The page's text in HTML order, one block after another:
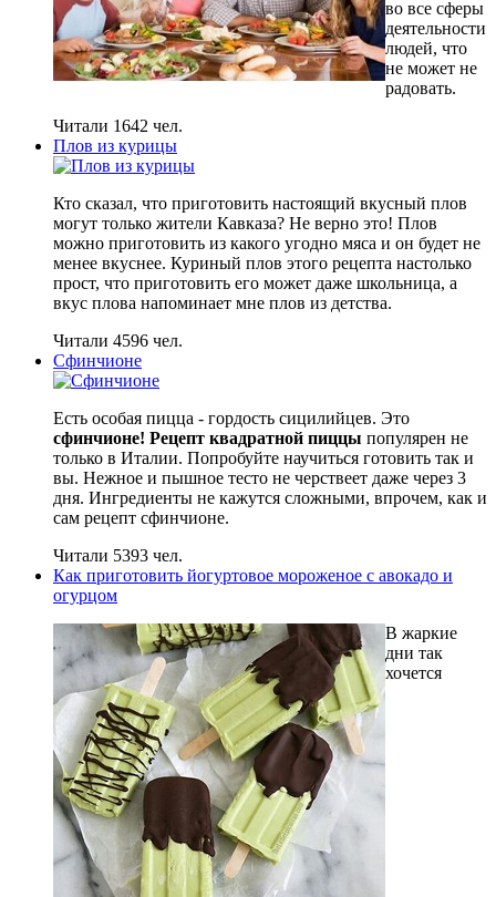
во все сферы
деятельности
людей, что
не может не
радовать.
Читали 1642 чел.
Плов из курицы
Кто сказал, что приготовить настоящий вкусный плов
могут только жители Кавказа? Не верно это! Плов
можно приготовить из какого угодно мяса и он будет не
менее вкуснее. Куриный плов этого рецепта настолько
прост, что приготовить его может даже школьница, а
вкус плова напоминает мне плов из детства.
Читали 4596 чел.
Сфинчионе
Есть особая пицца - гордость сицилийцев. Это
сфинчионе! Рецепт квадратной пиццы популярен не
только в Италии. Попробуйте научиться готовить так и
вы. Нежное и пышное тесто не черствеет даже через 3
дня. Ингредиенты не кажутся сложными, впрочем, как и
сам рецепт сфинчионе.
Читали 5393 чел.
Как приготовить йогуртовое мороженое с авокадо и
огурцом
В жаркие
дни так
хочется